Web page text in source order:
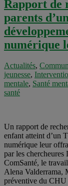
Rapport de
parents
numérique
Actualités,
jeunesse,
mentale, Santé
santé
Un rapport de
enfant atteint d’un
numérique leur
par les
ComSanté, le
Alena Valderrama,
préventive du CHU